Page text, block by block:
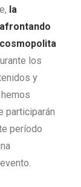
la
los
y
participarán
período